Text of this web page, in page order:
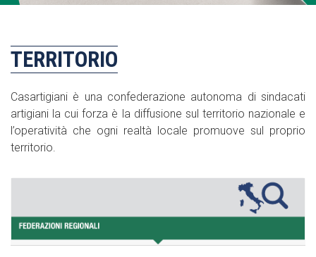
TERRITORIO
Casartigiani è una confederazione autonoma di sindacati
artigiani la cui forza è la diffusione sul territorio nazionale e
l’operatività che ogni realtà locale promuove sul proprio
territorio.